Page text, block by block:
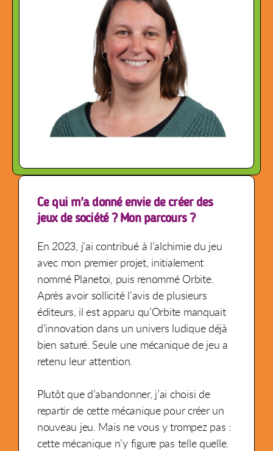
Ce qui m'a donné envie de créer des
jeux de société ? Mon parcours ?
En 2023, j’ai contribué à l’alchimie du jeu
avec mon premier projet, initialement
nommé Planetoi, puis renommé Orbite.
Après avoir sollicité l’avis de plusieurs
éditeurs, il est apparu qu’Orbite manquait
d’innovation dans un univers ludique déjà
bien saturé. Seule une mécanique de jeu a
retenu leur attention.
Plutôt que d’abandonner, j’ai choisi de
repartir de cette mécanique pour créer un
nouveau jeu. Mais ne vous y trompez pas :
cette mécanique n’y figure pas telle quelle.